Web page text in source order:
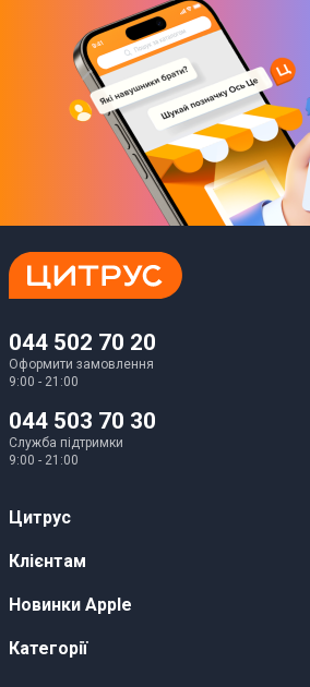
044 502 70 20
Оформити замовлення
9:00 - 21:00
044 503 70 30
Служба підтримки
9:00 - 21:00
Цитрус
Кар’єра
Оптовим клієнтам
Клієнтам
Публічні оферти
Новинки Apple
iPhone 17
Категорії